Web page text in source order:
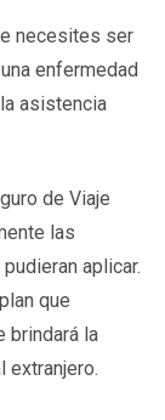
necesites ser
enfermedad
asistencia
de Viaje
las
aplicar.
que
brindará la
extranjero.